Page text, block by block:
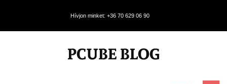
Hívjon minket: +36 70 629 06 90